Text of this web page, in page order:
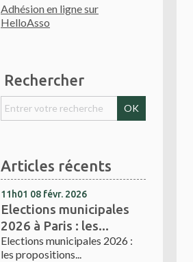
Adhésion en ligne sur
HelloAsso
Rechercher
Articles récents
11h01 08 févr. 2026
Elections municipales
2026 à Paris : les...
Elections municipales 2026 :
les propositions...